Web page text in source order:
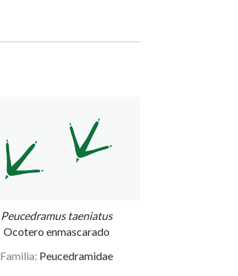
Peucedramus taeniatus
Ocotero enmascarado
Familia: Peucedramidae